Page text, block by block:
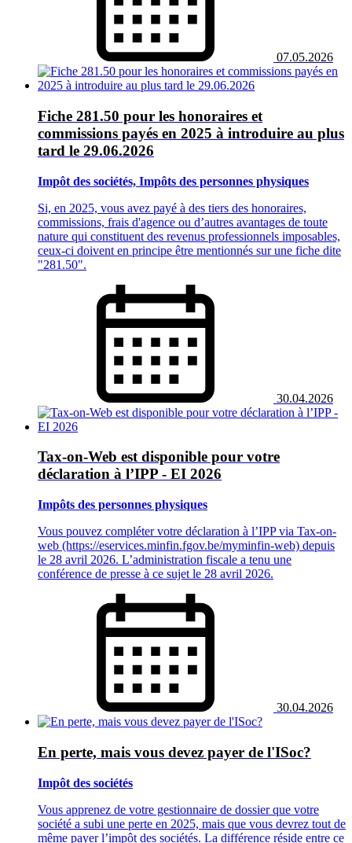
07.05.2026
Fiche 281.50 pour les honoraires et
commissions payés en 2025 à introduire au plus
tard le 29.06.2026
Impôt des sociétés, Impôts des personnes physiques
Si, en 2025, vous avez payé à des tiers des honoraires,
commissions, frais d'agence ou d’autres avantages de toute
nature qui constituent des revenus professionnels imposables,
ceux-ci doivent en principe être mentionnés sur une fiche dite
"281.50".
30.04.2026
Tax-on-Web est disponible pour votre
déclaration à l’IPP - EI 2026
Impôts des personnes physiques
Vous pouvez compléter votre déclaration à l’IPP via Tax-on-
web (https://eservices.minfin.fgov.be/myminfin-web) depuis
le 28 avril 2026. L’administration fiscale a tenu une
conférence de presse à ce sujet le 28 avril 2026.
30.04.2026
En perte, mais vous devez payer de l'ISoc?
Impôt des sociétés
Vous apprenez de votre gestionnaire de dossier que votre
société a subi une perte en 2025, mais que vous devrez tout de
même payer l’impôt des sociétés. La différence réside entre ce